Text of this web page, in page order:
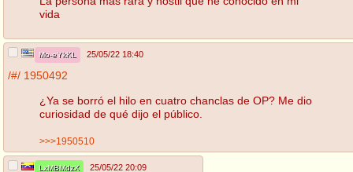
vida
Mo-eYkKL 25/05/22 18:40
/#/ 1950492
¿Ya se borró el hilo en cuatro chanclas de OP? Me dio
curiosidad de qué dijo el público.
>>>1950510
LxMBMdzX 25/05/22 20:09